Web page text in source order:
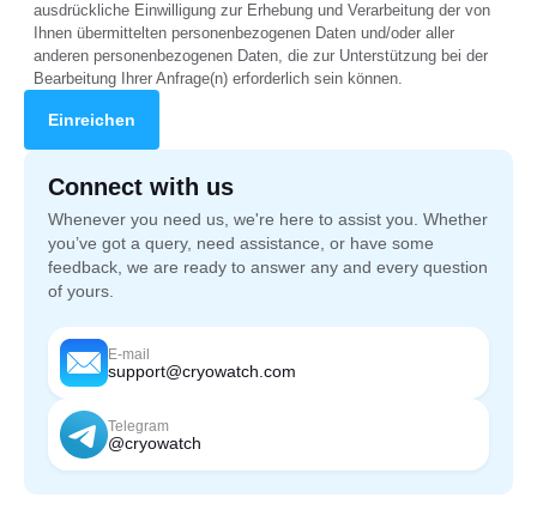
Deutsch
ausdrückliche Einwilligung zur Erhebung und Verarbeitung der von
Ihnen übermittelten personenbezogenen Daten und/oder aller
anderen personenbezogenen Daten, die zur Unterstützung bei der
Bearbeitung Ihrer Anfrage(n) erforderlich sein können.
Connect with us
Whenever you need us, we're here to assist you. Whether
you’ve got a query, need assistance, or have some
feedback, we are ready to answer any and every question
of yours.
E-mail
support@cryowatch.com
Telegram
@cryowatch